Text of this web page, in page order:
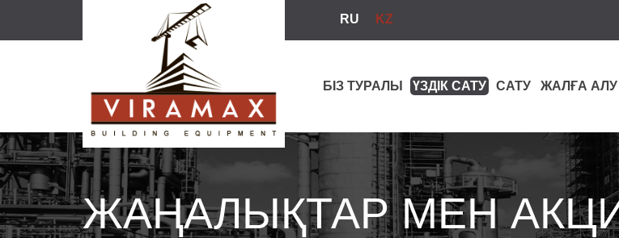
RU KZ
БІЗ ТУРАЛЫ ҮЗДІК САТУ САТУ ЖАЛҒА АЛУ
ЖАҢАЛЫҚТАР МЕН